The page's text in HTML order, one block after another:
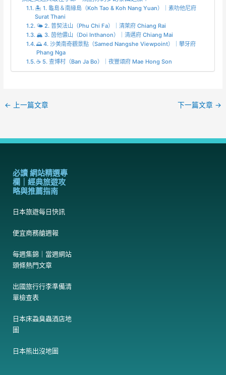
🏝️ 1. 龜島＆南緣島（Koh Tao & Koh Nang Yuan）｜素叻他尼府
Surat Thani
🌤️ 2. 普契法山（Phu Chi Fa）｜清萊府 Chiang Rai
🏔️ 3. 茵他儂山（Doi Inthanon）｜清邁府 Chiang Mai
🌅 4. 沙美南奇觀景點（Samed Nangshe Viewpoint）｜攀牙府
Phang Nga
☕ 5. 查博村（Ban Ja Bo）｜夜豐頌府 Mae Hong Son
← 上一篇文章 下一篇文章 →
必讀 網站精選專
欄｜經典旅遊攻
略與推薦指南
日本旅遊每日快訊
便宜商務艙週報
每週集錦｜當週網站
頭條熱門文章
出國旅行行李準備清
單檢查表
日本床蝨臭蟲酒店地
圖
日本熊出沒地圖